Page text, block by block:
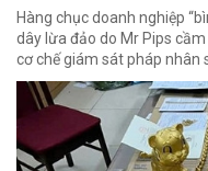
Hàng chục doanh nghiệp
dây lừa đảo do Mr Pips
cơ chế giám sát pháp nhân